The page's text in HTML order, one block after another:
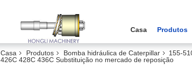
Casa Produtos
Casa Produtos Bomba hidráulica de Caterpillar
155-
426C 428C 436C Substituição no mercado de reposição